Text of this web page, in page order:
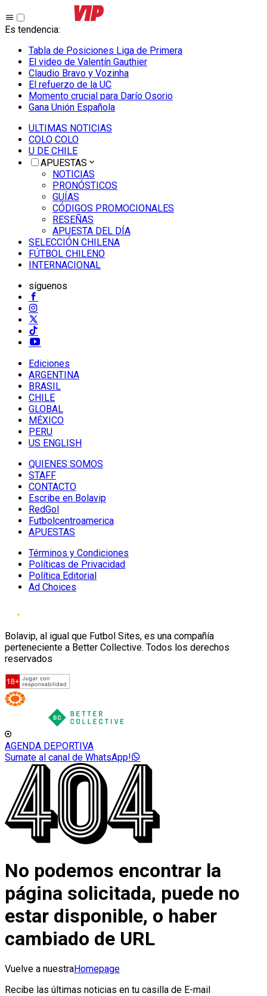
Es tendencia:
Tabla de Posiciones Liga de Primera
El video de Valentín Gauthier
Claudio Bravo y Vozinha
El refuerzo de la UC
Momento crucial para Darío Osorio
Gana Unión Española
ULTIMAS NOTICIAS
COLO COLO
U DE CHILE
APUESTAS
NOTICIAS
PRONÓSTICOS
GUÍAS
CÓDIGOS PROMOCIONALES
RESEÑAS
APUESTA DEL DÍA
SELECCIÓN CHILENA
FÚTBOL CHILENO
INTERNACIONAL
síguenos
Ediciones
ARGENTINA
BRASIL
CHILE
GLOBAL
MÉXICO
PERU
US ENGLISH
QUIENES SOMOS
STAFF
CONTACTO
Escribe en Bolavip
RedGol
Futbolcentroamerica
APUESTAS
Términos y Condiciones
Políticas de Privacidad
Política Editorial
Ad Choices
Bolavip, al igual que Futbol Sites, es una compañía
perteneciente a Better Collective. Todos los derechos
reservados
AGENDA DEPORTIVA
Sumate al canal de WhatsApp!
No podemos encontrar la
página solicitada, puede no
estar disponible, o haber
cambiado de URL
Vuelve a nuestraHomepage
Recibe las últimas noticias en tu casilla de E-mail